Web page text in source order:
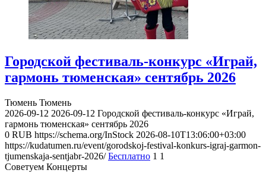
Городской фестиваль-конкурс «Играй,
гармонь тюменская» сентябрь 2026
Тюмень Тюмень
2026-09-12 2026-09-12 Городской фестиваль-конкурс «Играй,
гармонь тюменская» сентябрь 2026
0 RUB https://schema.org/InStock 2026-08-10T13:06:00+03:00
https://kudatumen.ru/event/gorodskoj-festival-konkurs-igraj-garmon-
tjumenskaja-sentjabr-2026/ Бесплатно 1 1
Советуем Концерты